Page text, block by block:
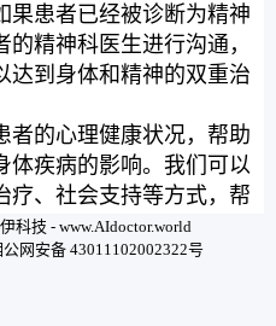
果患者已经被诊断为精神
精神科医生进行沟通，
达到身体和精神的双重治
者的心理健康状况，帮助
体疾病的影响。我们可以
疗、社会支持等方式，帮
症状，提高患者的生活质
科技 - www.AIdoctor.world
公网安备 43011102002322号